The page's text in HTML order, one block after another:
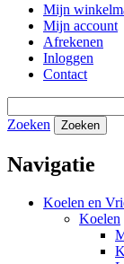
Mijn
Mijn account
Afrekenen
Inloggen
Contact
Zoeken Zoeken
Navigatie
Koelen en
Koelen